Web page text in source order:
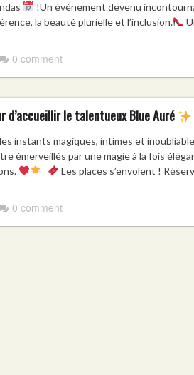
!Un événement devenu
la beauté plurielle et l’inclusion.
0 comment
d’accueillir le talentueux Blue Auré
instants magiques, intimes et
émerveillés par une magie à la fois
Les places s’envolent !
0 comment